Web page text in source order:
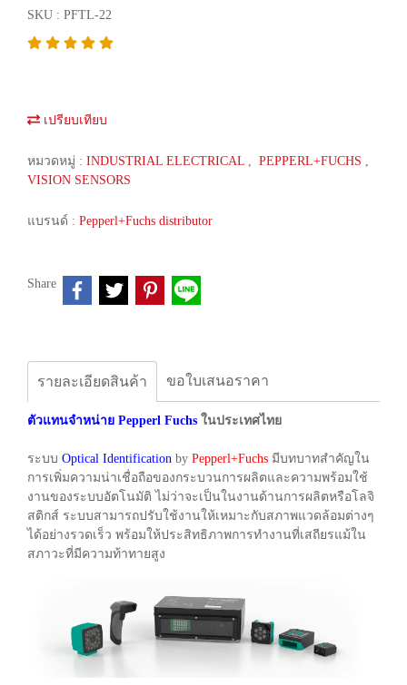
SKU : PFTL-22
เปรียบเทียบ
หมวดหมู่ : INDUSTRIAL ELECTRICAL , PEPPERL+FUCHS ,
VISION SENSORS
แบรนด์ : Pepperl+Fuchs distributor
Share
รายละเอียดสินค้า ขอใบเสนอราคา
ตัวแทนจำหน่าย Pepperl Fuchs ในประเทศไทย
ระบบ Optical Identification by Pepperl+Fuchs มีบทบาทสำคัญใน
การเพิ่มความน่าเชื่อถือของกระบวนการผลิตและความพร้อมใช้
งานของระบบอัตโนมัติ ไม่ว่าจะเป็นในงานด้านการผลิตหรือโลจิ
สติกส์ ระบบสามารถปรับใช้งานให้เหมาะกับสภาพแวดล้อมต่างๆ
ได้อย่างรวดเร็ว พร้อมให้ประสิทธิภาพการทำงานที่เสถียรแม้ใน
สภาวะที่มีความท้าทายสูง